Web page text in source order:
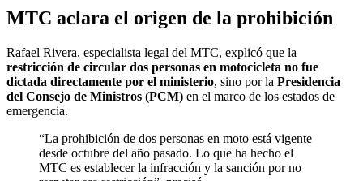
MTC aclara el origen de la prohibición
Rafael Rivera, especialista legal del MTC, explicó que la
restricción de circular dos personas en motocicleta no fue
dictada directamente por el ministerio, sino por la Presidencia
del Consejo de Ministros (PCM) en el marco de los estados de
emergencia.
“La prohibición de dos personas en moto está vigente
desde octubre del año pasado. Lo que ha hecho el
MTC es establecer la infracción y la sanción por no